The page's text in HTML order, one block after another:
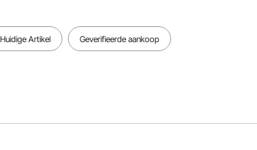
Artikel Geverifieerde aankoop